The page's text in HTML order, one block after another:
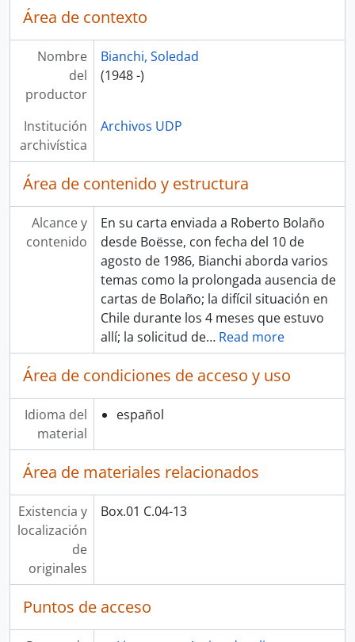
Área de contexto
Nombre
del
productor
Bianchi, Soledad
(1948 -)
Institución
archivística
Archivos UDP
Área de contenido y estructura
Alcance y
contenido
En su carta enviada a Roberto Bolaño
desde Boësse, con fecha del 10 de
agosto de 1986, Bianchi aborda varios
temas como la prolongada ausencia de
cartas de Bolaño; la difícil situación en
Chile durante los 4 meses que estuvo
allí; la solicitud de… Read more
Área de condiciones de acceso y uso
Idioma del
material
español
Área de materiales relacionados
Existencia y
localización
de
originales
Box.01 C.04-13
Puntos de acceso